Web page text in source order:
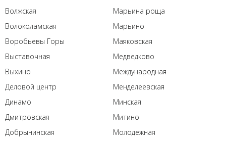
Волжская
Волоколамская
Воробьевы Горы
Выставочная
Выхино
Деловой центр
Динамо
Дмитровская
Добрынинская
Марьина роща
Марьино
Маяковская
Медведково
Международная
Менделеевская
Минская
Митино
Молодежная